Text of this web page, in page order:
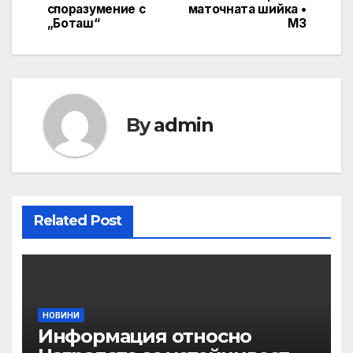
маточната шийка •
МЗ
споразумение с
„Боташ“
Byadmin
Related Post
НОВИНИ
Информация относно